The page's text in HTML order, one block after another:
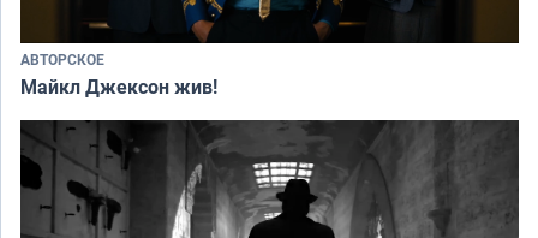
АВТОРСКОЕ
Майкл Джексон жив!